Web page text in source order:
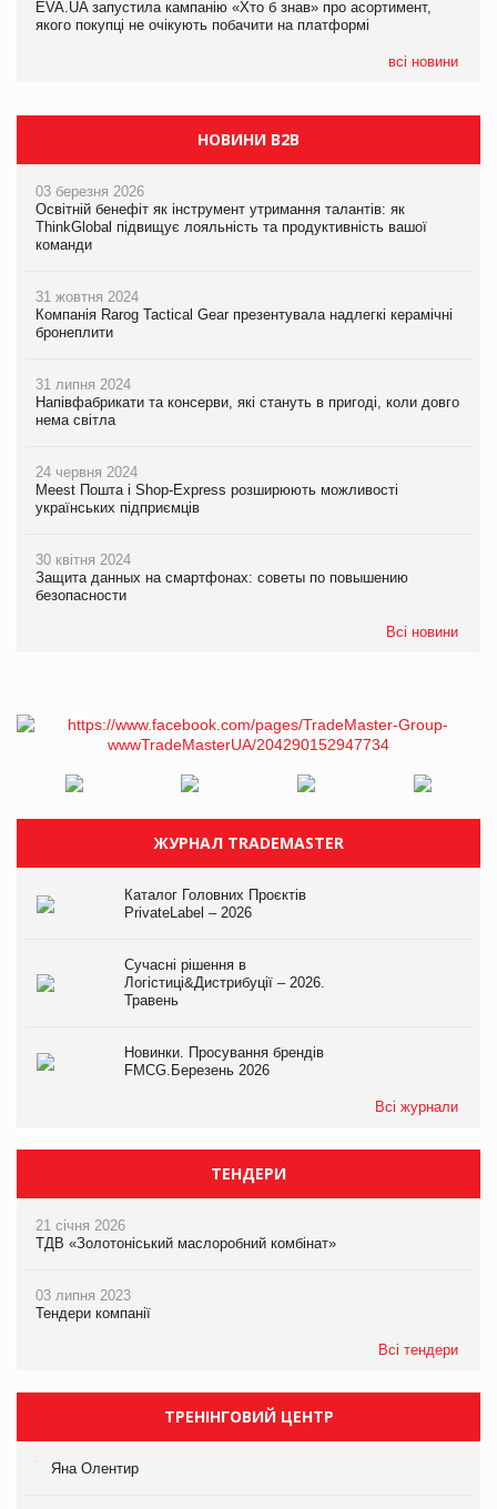
EVA.UA запустила кампанію «Хто б знав» про асортимент,
якого покупці не очікують побачити на платформі
всі новини
EVA.UA запустила кампанію «Хто б знав» про асортимент,
якого покупці не очікують побачити на платформі
НОВИНИ B2B
03 березня 2026
Освітній бенефіт як інструмент утримання талантів: як
ThinkGlobal підвищує лояльність та продуктивність вашої
команди
31 жовтня 2024
Компанія Rarog Tactical Gear презентувала надлегкі керамічні
бронеплити
31 липня 2024
Напівфабрикати та консерви, які стануть в пригоді, коли довго
нема світла
24 червня 2024
Meest Пошта і Shop-Express розширюють можливості
українських підприємців
30 квітня 2024
Защита данных на смартфонах: советы по повышению
безопасности
Всі новини
ЖУРНАЛ TRADEMASTER
Каталог Головних Проєктів
PrivateLabel – 2026
Сучасні рішення в
Логістиці&Дистрибуції – 2026.
Травень
Новинки. Просування брендів
FMCG.Березень 2026
Всі журнали
ТЕНДЕРИ
21 січня 2026
ТДВ «Золотоніський маслоробний комбінат»
03 липня 2023
Тендери компанії
Всі тендери
ТРЕНІНГОВИЙ ЦЕНТР
Яна Олентир